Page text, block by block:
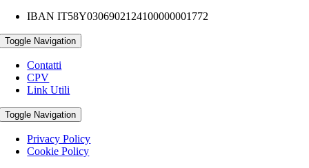
IBAN IT58Y0306902124100000001772
Toggle Navigation
Contatti
CPV
Link Utili
Toggle Navigation
Privacy Policy
Cookie Policy